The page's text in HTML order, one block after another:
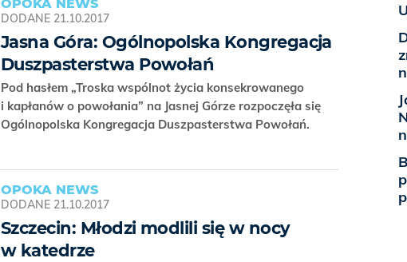
OPOKA NEWS
DODANE 21.10.2017
Jasna Góra: Ogólnopolska Kongregacja
Duszpasterstwa Powołań
Pod hasłem „Troska wspólnot życia konsekrowanego
i kapłanów o powołania” na Jasnej Górze rozpoczęła się
Ogólnopolska Kongregacja Duszpasterstwa Powołań.
OPOKA NEWS
DODANE 21.10.2017
Szczecin: Młodzi modlili się w nocy
w katedrze